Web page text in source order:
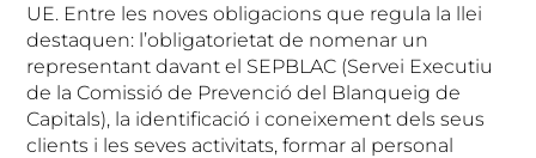
UE. Entre les noves obligacions que regula la llei
destaquen: l’obligatorietat de nomenar un
representant davant el SEPBLAC (Servei Executiu
de la Comissió de Prevenció del Blanqueig de
Capitals), la identificació i coneixement dels seus
clients i les seves activitats, formar al personal